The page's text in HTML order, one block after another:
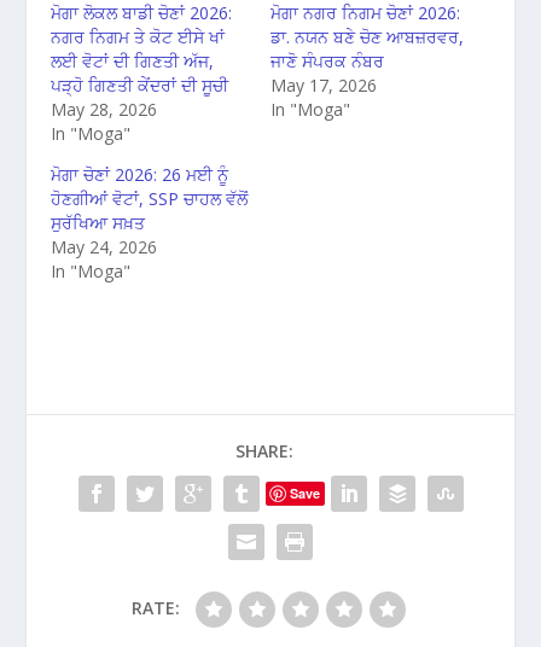
ਮੋਗਾ ਲੋਕਲ ਬਾਡੀ ਚੋਣਾਂ 2026:
ਨਗਰ ਨਿਗਮ ਤੇ ਕੋਟ ਈਸੇ ਖਾਂ
ਲਈ ਵੋਟਾਂ ਦੀ ਗਿਣਤੀ ਅੱਜ,
ਪੜ੍ਹੋ ਗਿਣਤੀ ਕੇਂਦਰਾਂ ਦੀ ਸੂਚੀ
May 28, 2026
In "Moga"
ਮੋਗਾ ਨਗਰ ਨਿਗਮ ਚੋਣਾਂ 2026:
ਡਾ. ਨਯਨ ਬਣੇ ਚੋਣ ਆਬਜ਼ਰਵਰ,
ਜਾਣੋ ਸੰਪਰਕ ਨੰਬਰ
May 17, 2026
In "Moga"
ਮੋਗਾ ਚੋਣਾਂ 2026: 26 ਮਈ ਨੂੰ
ਹੋਣਗੀਆਂ ਵੋਟਾਂ, SSP ਚਾਹਲ ਵੱਲੋਂ
ਸੁਰੱਖਿਆ ਸਖ਼ਤ
May 24, 2026
In "Moga"
SHARE:
Save
RATE: